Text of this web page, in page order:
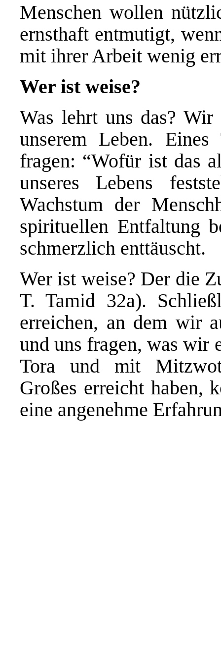
Menschen wollen
ernsthaft entmutigt,
mit ihrer Arbeit wenig
Wer ist weise?
Was lehrt uns das?
unserem Leben.
fragen: “Wofür ist das
unseres Lebens
Wachstum der
spirituellen Entfaltung
schmerzlich enttäuscht.
Wer ist weise? Der die
T. Tamid 32a).
erreichen, an dem wir
und uns fragen, was wir
Tora und mit
Großes erreicht haben,
eine angenehme